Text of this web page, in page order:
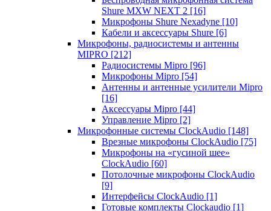
Shure MXW NEXT 2 [16]
Микрофоны Shure Nexadyne [10]
Кабели и аксессуары Shure [6]
Микрофоны, радиосистемы и антенны
MIPRO [212]
Радиосистемы Mipro [96]
Микрофоны Mipro [54]
Антенны и антенные усилители Mipro
[16]
Аксессуары Mipro [44]
Управление Mipro [2]
Микрофонные системы ClockAudio [148]
Врезные микрофоны ClockAudio [75]
Микрофоны на «гусиной шее»
ClockAudio [60]
Потолочные микрофоны ClockAudio
[9]
Интерфейсы ClockAudio [1]
Готовые комплекты Clockaudio [1]